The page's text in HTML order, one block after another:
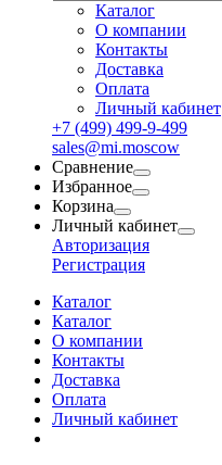
Каталог
О компании
Контакты
Доставка
Оплата
Личный кабинет
+7 (499) 499-9-499
sales@mi.moscow
Сравнение
Избранное
Корзина
Личный кабинет
Авторизация
Регистрация
Каталог
Каталог
О компании
Контакты
Доставка
Оплата
Личный кабинет